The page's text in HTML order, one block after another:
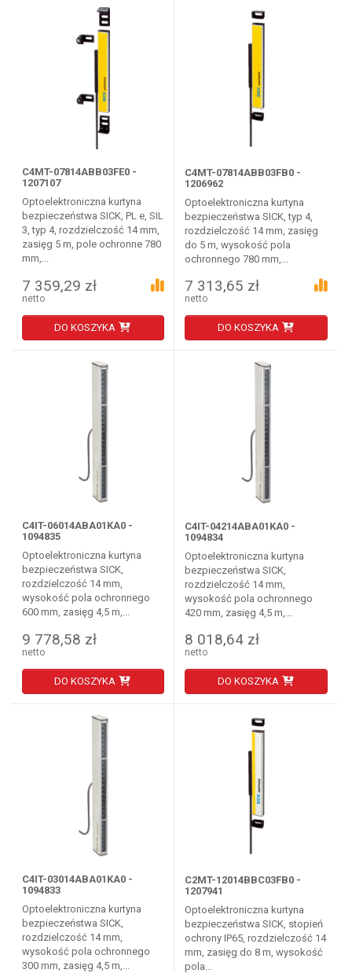
C4MT-07814ABB03FE0 -
1207107
Optoelektroniczna kurtyna
bezpieczeństwa SICK, PL e, SIL
3, typ 4, rozdzielczość 14 mm,
zasięg 5 m, pole ochronne 780
mm,...
7 359,29 zł
netto
DO KOSZYKA
C4MT-07814ABB03FB0 -
1206962
Optoelektroniczna kurtyna
bezpieczeństwa SICK, typ 4,
rozdzielczość 14 mm, zasięg
do 5 m, wysokość pola
ochronnego 780 mm,...
7 313,65 zł
netto
DO KOSZYKA
C4IT-06014ABA01KA0 -
1094835
Optoelektroniczna kurtyna
bezpieczeństwa SICK,
rozdzielczość 14 mm,
wysokość pola ochronnego
600 mm, zasięg 4,5 m,...
9 778,58 zł
netto
DO KOSZYKA
C4IT-04214ABA01KA0 -
1094834
Optoelektroniczna kurtyna
bezpieczeństwa SICK,
rozdzielczość 14 mm,
wysokość pola ochronnego
420 mm, zasięg 4,5 m,...
8 018,64 zł
netto
DO KOSZYKA
C4IT-03014ABA01KA0 -
1094833
Optoelektroniczna kurtyna
bezpieczeństwa SICK,
rozdzielczość 14 mm,
wysokość pola ochronnego
300 mm, zasięg 4,5 m,...
C2MT-12014BBC03FB0 -
1207941
Optoelektroniczna kurtyna
bezpieczeństwa SICK, stopień
ochrony IP65, rozdzielczość 14
mm, zasięg do 8 m, wysokość
pola...